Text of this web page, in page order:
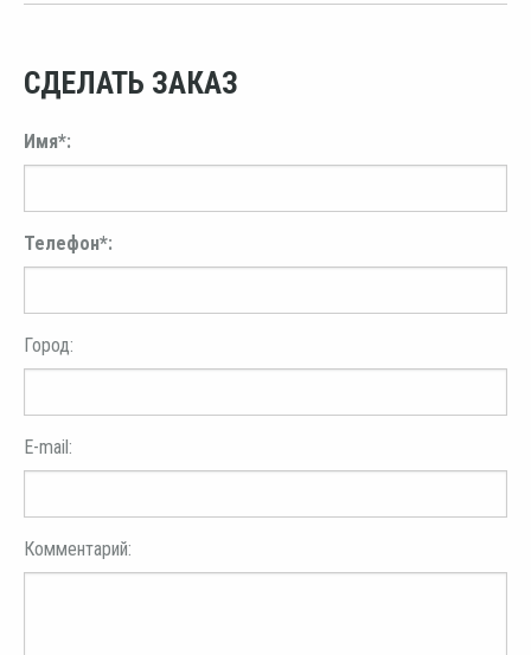
СДЕЛАТЬ ЗАКАЗ
Имя*:
Телефон*:
Город:
E-mail:
Комментарий: